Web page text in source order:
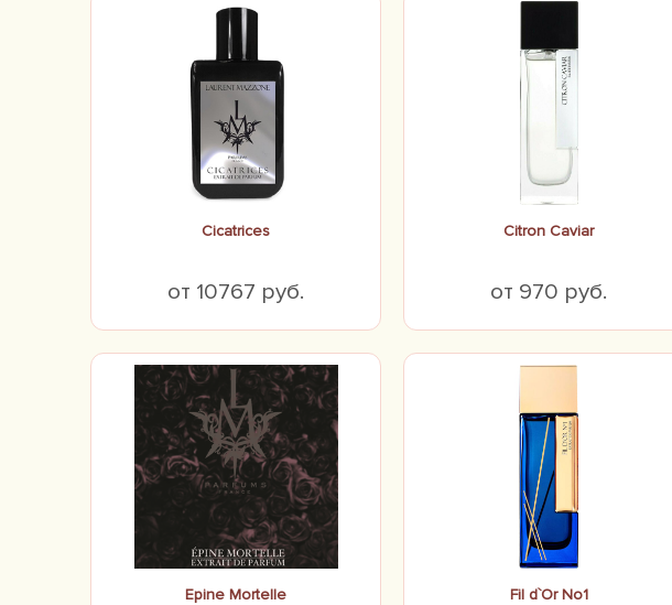
Cicatrices
от 10767 руб.
Citron Caviar
от 970 руб.
Epine Mortelle Fil d`Or No1